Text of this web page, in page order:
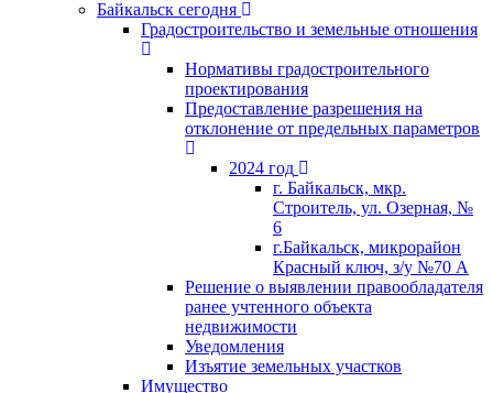
Байкальск сегодня
Градостроительство и земельные отношения
Нормативы градостроительного
проектирования
Предоставление разрешения на
отклонение от предельных параметров
2024 год
г. Байкальск, мкр.
Строитель, ул. Озерная, №
6
г.Байкальск, микрорайон
Красный ключ, з/у №70 А
Решение о выявлении правообладателя
ранее учтенного объекта
недвижимости
Уведомления
Изъятие земельных участков
Имущество